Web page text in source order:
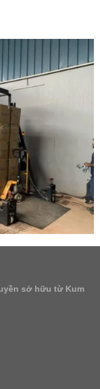
sở hữu từ Kum